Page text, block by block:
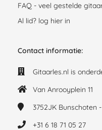
FAQ - veel gestelde
Al lid? log hier in
Contact informatie:
Gitaarles.nl is
Van Anrooyplein 11
3752JK Bunschoten
+31 6 18 71 05 27